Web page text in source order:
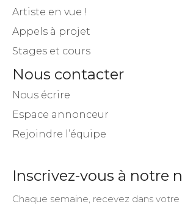
Artiste en vue !
Appels à projet
Stages et cours
Nous contacter
Nous écrire
Espace annonceur
Rejoindre l’équipe
Inscrivez-vous à notre
Chaque semaine, recevez dans